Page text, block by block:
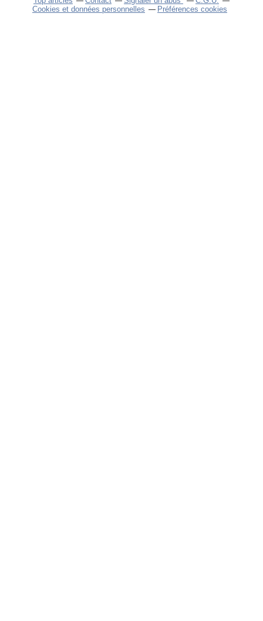
Cookies et données personnelles
Préférences cookies